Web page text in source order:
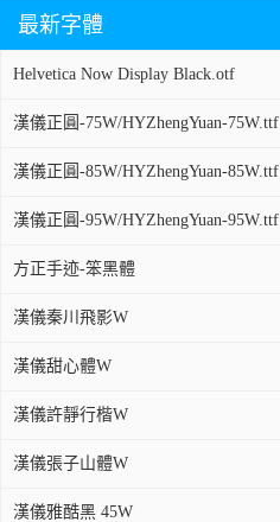
最新字體
Helvetica Now Display Black.otf
漢儀正圓-75W/HYZhengYuan-75W.ttf
漢儀正圓-85W/HYZhengYuan-85W.ttf
漢儀正圓-95W/HYZhengYuan-95W.ttf
方正手迹-笨黑體
漢儀秦川飛影W
漢儀甜心體W
漢儀許靜行楷W
漢儀張子山體W
漢儀雅酷黑 45W